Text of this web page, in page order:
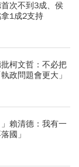
次不到3成、侯
1成2支持
柯文哲：不必把
政問題會更大」
賴清德：我有一
國」